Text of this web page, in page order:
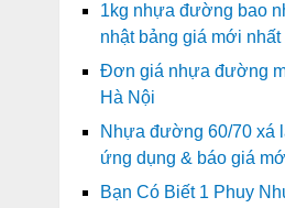
1kg nhựa đường bao
nhật bảng giá mới nhất
Đơn giá nhựa đường
Hà Nội
Nhựa đường 60/70 xá
ứng dụng & báo giá
Bạn Có Biết 1 Phuy